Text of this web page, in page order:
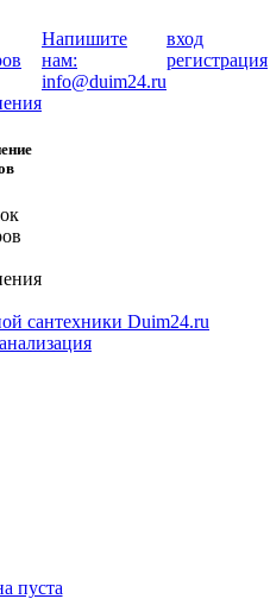
Напишите
нам:
info@duim24.ru
вход
регистрация
пуста